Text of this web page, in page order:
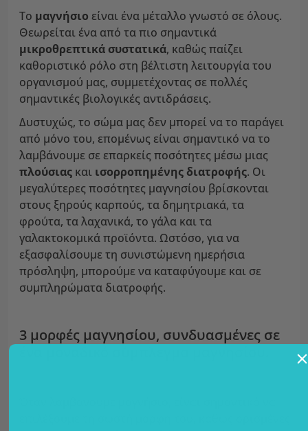
Το μαγνήσιο είναι ένα μέταλλο γνωστό σε όλους.
Θεωρείται ένα από τα πιο σημαντικά
μικροθρεπτικά συστατικά, καθώς παίζει
καθοριστικό ρόλο στη βέλτιστη λειτουργία του
οργανισμού μας, συμμετέχοντας σε πολλές
σημαντικές βιολογικές αντιδράσεις.
Δυστυχώς, το σώμα μας δεν μπορεί να το παράγει
από μόνο του, επομένως είναι σημαντικό να το
λαμβάνουμε σε επαρκείς ποσότητες μέσω μιας
πλούσιας και ισορροπημένης διατροφής. Οι
μεγαλύτερες ποσότητες μαγνησίου βρίσκονται
στους ξηρούς καρπούς, τα δημητριακά, τα
φρούτα, τα λαχανικά, το γάλα και τα
γαλακτοκομικά προϊόντα. Ωστόσο, για να
εξασφαλίσουμε τη συνιστώμενη ημερήσια
πρόσληψη, μπορούμε να καταφύγουμε και σε
συμπληρώματα διατροφής.
3 μορφές μαγνησίου, συνδυασμένες σε